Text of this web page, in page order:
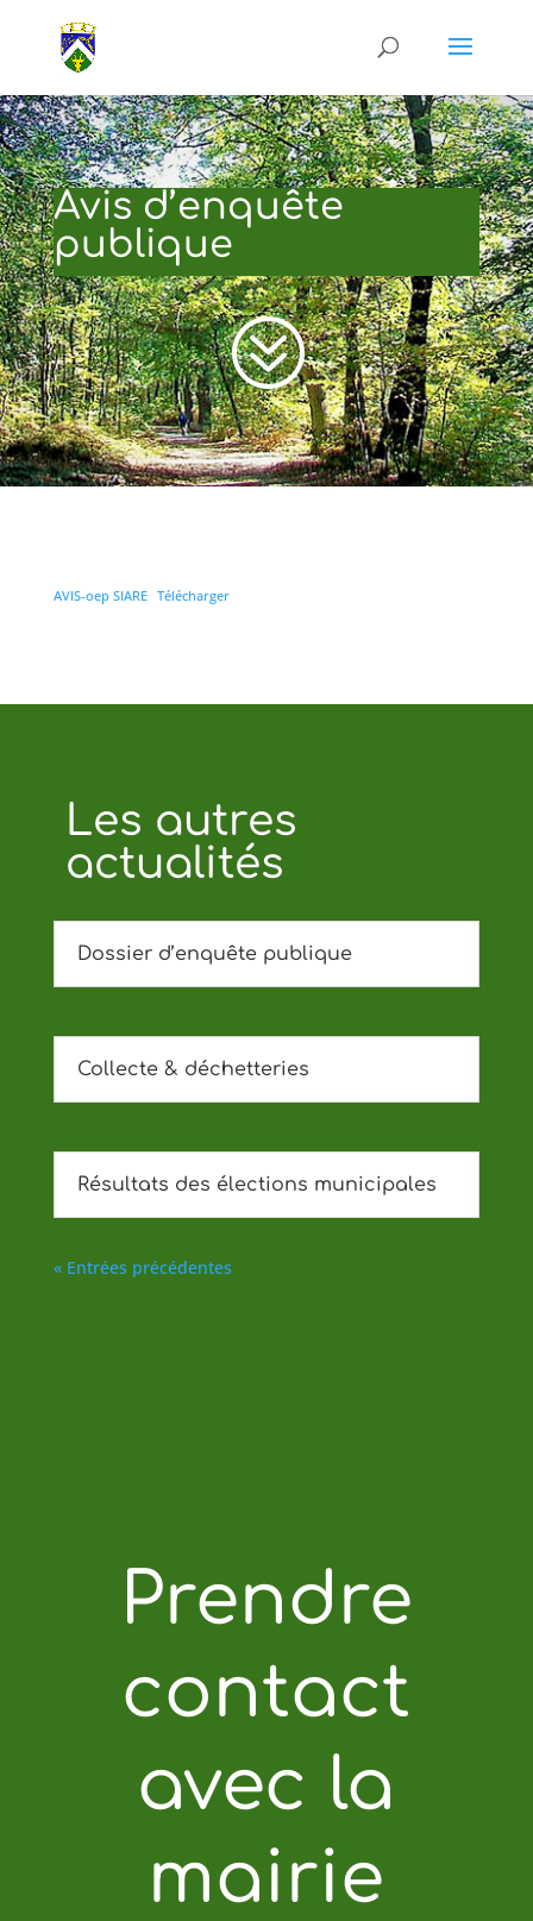
Avis d’enquête
publique
?
AVIS-oep SIARE Télécharger
Les autres
actualités
Dossier d’enquête publique
Collecte & déchetteries
Résultats des élections municipales
« Entrées précédentes
Prendre
contact
avec la
mairie